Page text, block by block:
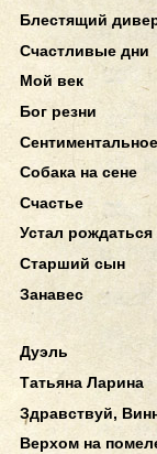
Блестящий
Счастливые дни
Мой век
Бог резни
Собака на сене
Счастье
Устал
Старший сын
Занавес
Дуэль
Татьяна Ларина
Здравствуй,
Верхом на